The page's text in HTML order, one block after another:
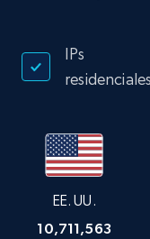
IPs
EE. UU.
10,711,563